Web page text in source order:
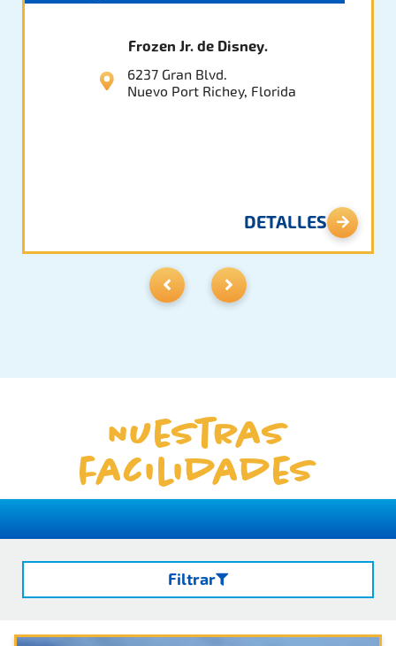
Frozen Jr. de Disney.
6237 Gran Blvd.
Nuevo Port Richey, Florida
DETALLES
Nuestras
facilidades
Filtrar
Búsqueda